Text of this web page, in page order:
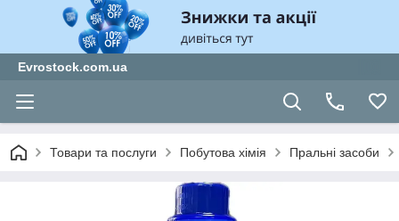
Evrostock.com.ua
Товари та послуги Побутова хімія Пральні засоби